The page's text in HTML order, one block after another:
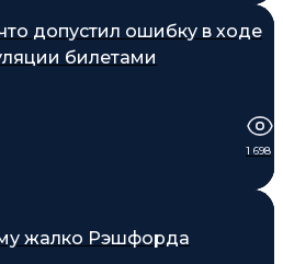
допустил ошибку в ходе
билетами
1 698
жалко Рэшфорда